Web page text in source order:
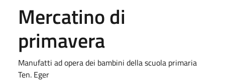
Mercatino di
primavera
Manufatti ad opera dei bambini della scuola primaria
Ten. Eger